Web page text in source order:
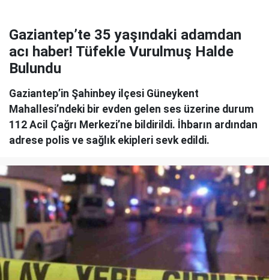
Gaziantep’te 35 yaşındaki adamdan
acı haber! Tüfekle Vurulmuş Halde
Bulundu
Gaziantep’in Şahinbey ilçesi Güneykent
Mahallesi’ndeki bir evden gelen ses üzerine durum
112 Acil Çağrı Merkezi’ne bildirildi. İhbarın ardından
adrese polis ve sağlık ekipleri sevk edildi.